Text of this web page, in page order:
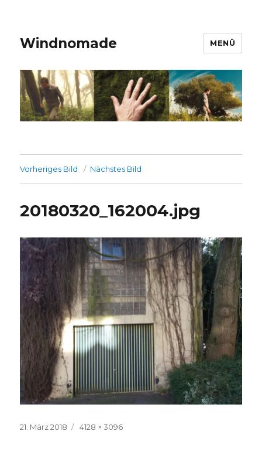
Windnomade MENÜ
Vorheriges Bild Nächstes Bild
20180320_162004.jpg
Veröffentlicht
21. März 2018
Volle
4128 × 3096